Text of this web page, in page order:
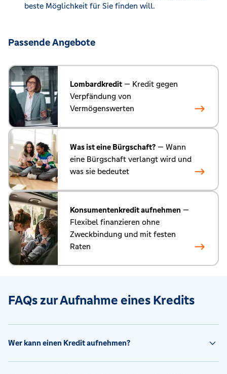
beste Möglichkeit für Sie finden will.
Passende Angebote
Lombardkredit — Kredit gegen
Verpfändung von
Vermögenswerten
Was ist eine Bürgschaft? — Wann
eine Bürgschaft verlangt wird und
was sie bedeutet
Konsumentenkredit aufnehmen —
Flexibel finanzieren ohne
Zweckbindung und mit festen
Raten
FAQs zur Aufnahme eines Kredits
Wer kann einen Kredit aufnehmen?